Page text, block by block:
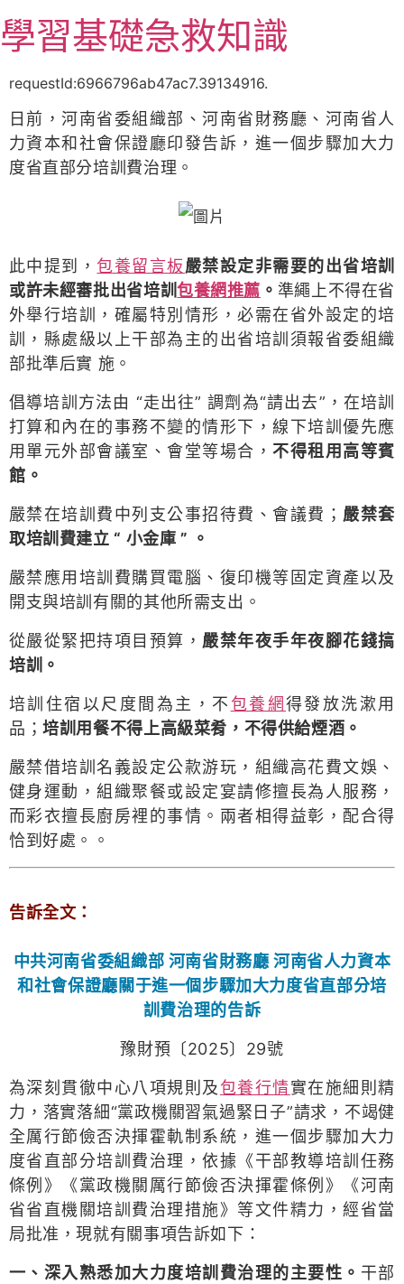
至
主
容
學習基礎急救知識
requestId:6966796ab47ac7.39134916.
日前，河南省委組織部、河南省財務廳、河南省人
力資本和社會保證廳印發告訴，進一個步驟加大力
度省直部分培訓費治理。
此中提到，包養留言板嚴禁設定非需要的出省培訓
或許未經審批出省培訓包養網推薦 。 準繩上不得在省
外舉行培訓，確屬特別情形，必需在省外設定的培
訓，縣處級以上干部為主的出省培訓須報省委組織
部批準后實 施。
倡導培訓方法由 “走出往” 調劑為“請出去”，在培訓
打算和內在的事務不變的情形下，線下培訓優先應
用單元外部會議室、會堂等場合，不得租用高等賓
館 。
嚴禁在培訓費中列支公事招待費、會議費； 嚴禁套
取培訓費建立 “ 小金庫 ” 。
嚴禁應用培訓費購買電腦、復印機等固定資產以及
開支與培訓有關的其他所需支出。
從嚴從緊把持項目預算， 嚴禁年夜手年夜腳花錢搞
培訓 。
培訓住宿以尺度間為主，不包養網得發放洗漱用
品；培訓用餐不得上高級菜肴，不得供給煙酒。
嚴禁借培訓名義設定公款游玩，組織高花費文娛、
健身運動，組織聚餐或設定宴請修擅長為人服務，
而彩衣擅長廚房裡的事情。兩者相得益彰，配合得
恰到好處。。
告訴全文：
中共河南省委組織部 河南省財務廳 河南省人力資本
和社會保證廳關于進一個步驟加大力度省直部分培
訓費治理的告訴
豫財預〔2025〕29號
為深刻貫徹中心八項規則及包養行情實在施細則精
力，落實落細“黨政機關習氣過緊日子”請求，不竭健
全厲行節儉否決揮霍軌制系統，進一個步驟加大力
度省直部分培訓費治理，依據《干部教導培訓任務
條例》《黨政機關厲行節儉否決揮霍條例》《河南
省省直機關培訓費治理措施》等文件精力，經省當
局批准，現就有關事項告訴如下：
一、深入熟悉加大力度培訓費治理的主要性。 干部